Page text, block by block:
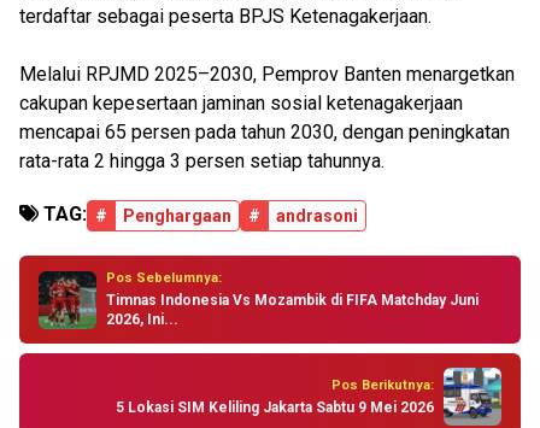
terdaftar sebagai peserta BPJS Ketenagakerjaan.
Melalui RPJMD 2025–2030, Pemprov Banten menargetkan
cakupan kepesertaan jaminan sosial ketenagakerjaan
mencapai 65 persen pada tahun 2030, dengan peningkatan
rata-rata 2 hingga 3 persen setiap tahunnya.
TAG: # Penghargaan # andrasoni
Pos Sebelumnya:
Timnas Indonesia Vs Mozambik di FIFA Matchday Juni
2026, Ini...
Pos Berikutnya:
5 Lokasi SIM Keliling Jakarta Sabtu 9 Mei 2026